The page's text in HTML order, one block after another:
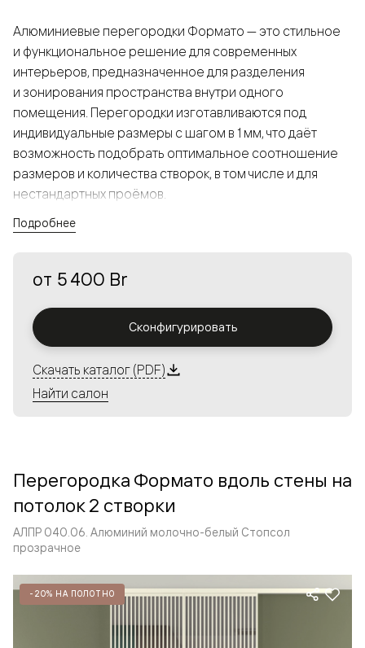
Алюминиевые перегородки Формато — это стильное
и функциональное решение для современных
интерьеров, предназначенное для разделения
и зонирования пространства внутри одного
помещения. Перегородки изготавливаются под
индивидуальные размеры с шагом в 1 мм, что даёт
возможность подобрать оптимальное соотношение
размеров и количества створок, в том числе и для
нестандартных проёмов.
а большой выбор вставок из стекла с различными
решения в интерьере и варьировать освещённость.
Алюминиевые перегородки имеют единый профиль
с алюминиевыми дверьми и легко сочетаются в одном
алюминиевых перегородок и дверей координируется
со стеновыми панелями Волховец.
Подробнее
от 5 400 Br
Сконфигурировать
Скачать каталог (PDF)
Найти салон
Перегородка Формато вдоль стены на
потолок 2 створки
АЛПР 040.06. Алюминий молочно-белый Стопсол
прозрачное
-20% НА ПОЛОТНО